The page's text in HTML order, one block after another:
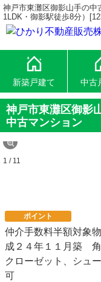
神戸市東灘区御影山手の中
1LDK・御影駅徒歩8分）
新築戸建て 中古
神戸市東灘区御影
中古マンション
1 / 11
ポイント
仲介手数料半額対象
成２４年１１月築
クローゼット、シュ
可